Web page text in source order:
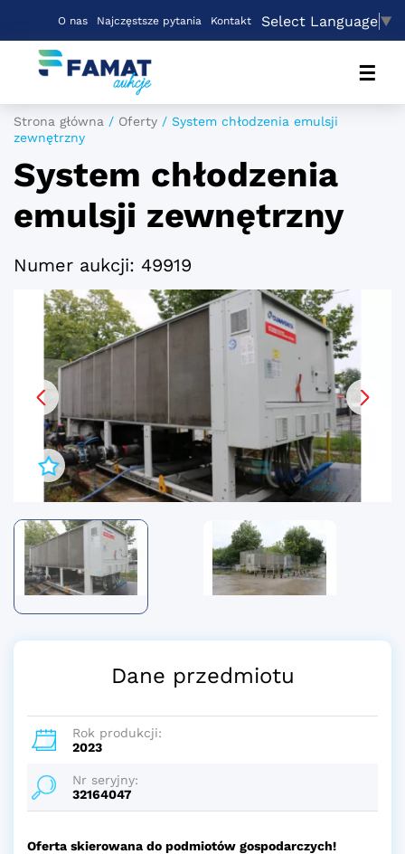
O nas Najczęstsze pytania Kontakt Select Language▼
☰
Strona główna / Oferty / System chłodzenia emulsji
zewnętrzny
System chłodzenia
emulsji zewnętrzny
Numer aukcji: 49919
Dane przedmiotu
Rok produkcji:
2023
Nr seryjny:
32164047
Oferta skierowana do podmiotów gospodarczych!